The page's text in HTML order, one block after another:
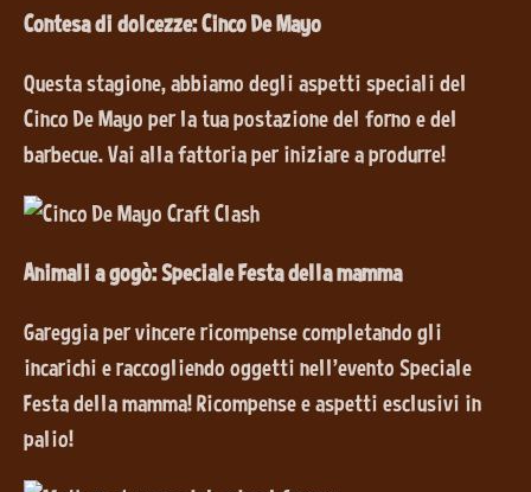
Contesa di dolcezze: Cinco De Mayo
Questa stagione, abbiamo degli aspetti speciali del
Cinco De Mayo per la tua postazione del forno e del
barbecue. Vai alla fattoria per iniziare a produrre!
Animali a gogò: Speciale Festa della mamma
Gareggia per vincere ricompense completando gli
incarichi e raccogliendo oggetti nell'evento Speciale
Festa della mamma! Ricompense e aspetti esclusivi in
palio!